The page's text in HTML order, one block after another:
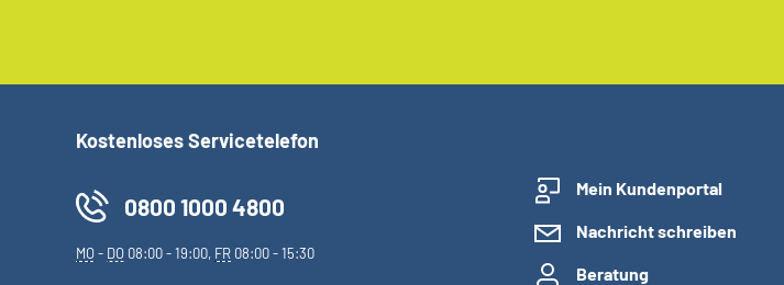
Kostenloses Servicetelefon
0800 1000 4800
MO- DO 08:00 - 19:00, FR 08:00 - 15:30
Mein Kundenportal
Nachricht schreiben
Beratung